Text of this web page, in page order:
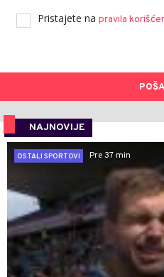
Pristajete na pravila
NAJNOVIJE
OSTALI SPORTOVI
Pre 37 min